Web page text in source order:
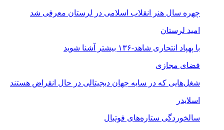
چهره سال هنر انقلاب اسلامی در لرستان معرفی شد
امید لرستان
با پهپاد انتحاری شاهد-۱۳۶ بیشتر آشنا شوید
فضای مجازی
شغل‌‌هایی که در سایه جهان دیجیتالی در حال انقراض هستند
اسلایدر
سالخوردگی ستاره‌های فوتبال